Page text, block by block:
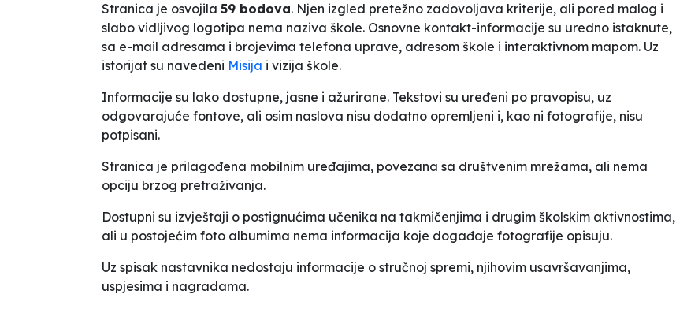
Stranica je osvojila 59 bodova. Njen izgled pretežno zadovoljava kriterije, ali pored malog i
slabo vidljivog logotipa nema naziva škole. Osnovne kontakt-informacije su uredno istaknute,
sa e-mail adresama i brojevima telefona uprave, adresom škole i interaktivnom mapom. Uz
istorijat su navedeni Misija i vizija škole.
Informacije su lako dostupne, jasne i ažurirane. Tekstovi su uređeni po pravopisu, uz
odgovarajuće fontove, ali osim naslova nisu dodatno opremljeni i, kao ni fotografije, nisu
potpisani.
Stranica je prilagođena mobilnim uređajima, povezana sa društvenim mrežama, ali nema
opciju brzog pretraživanja.
Dostupni su izvještaji o postignućima učenika na takmičenjima i drugim školskim aktivnostima,
ali u postojećim foto albumima nema informacija koje događaje fotografije opisuju.
Uz spisak nastavnika nedostaju informacije o stručnoj spremi, njihovim usavršavanjima,
uspjesima i nagradama.